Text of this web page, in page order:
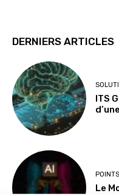
DERNIERS ARTICLES
ITS
Le